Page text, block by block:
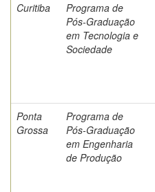
Curitiba
Programa de
Pós-Graduação
em Tecnologia e
Sociedade
Ponta
Grossa
Programa de
Pós-Graduação
em Engenharia
de Produção